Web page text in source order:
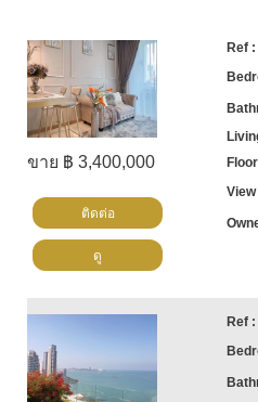
ขาย ฿ 3,400,000
ติดต่อ
ดู